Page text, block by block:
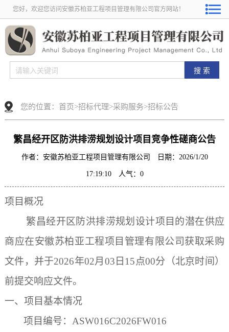
您好，欢迎您访问安徽苏柏亚工程项目管理有限公司官方网站！
您的位置： 首页>招标代理>采购服务>招标公告
繁昌经开区防洪排涝规划设计项目竞争性磋商公告
作者：安徽苏柏亚工程项目管理有限公司 日期：2026/1/20
17:19:10 人气： 0
项目概况
繁昌经开区防洪排涝规划设计项目 的潜在供应
商应在安徽苏柏亚工程项目管理有限公司获取采购
文件，并于2026年02月 03 日 15点00分（北京时间）
前提交响应文件。
一、项目基本情况
项目 编号： ASW016C2026FW016